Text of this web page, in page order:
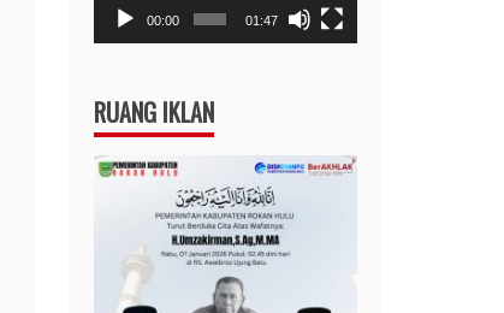
00:00 01:47
RUANG IKLAN